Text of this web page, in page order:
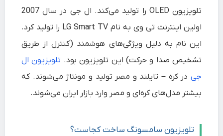
تلویزیون OLED را تولید می‌کند. ال جی در سال 2007
اولین اینترنت تی وی به نام LG Smart TV را تولید کرد.
این نام به دلیل ویژگی‌های هوشمند (کنترل از طریق
تشخیص صدا و حرکت) این تلویزیون بود. تلویزیون ال
جیدر کره – تایلند و مصر تولید و مونتاژ می‌شوند. که
بیشتر مدل‌های کره‌ای و مصر وارد بازار ایران می‌شوند.
تلویزیون سامسونگ ساخت کجاست؟